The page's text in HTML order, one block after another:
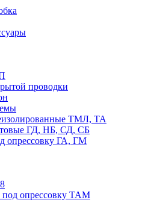
проводки
ТМЛ, ТА
ГД, НБ, СД, СБ
опрессовку ГА, ГМ
опрессовку ТАМ